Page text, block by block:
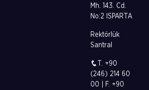
Mh. 143. Cd.
No:2 ISPARTA
Rektörlük
Santral
T. +90
(246) 214 60
00 | F. +90